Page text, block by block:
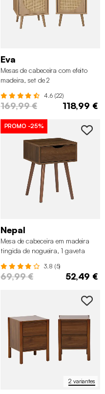
Eva
Mesas de cabeceira com efeito
madeira, set de 2
4.6 (22)
169,99 € 118,99 €
PROMO -25%
Nepal
Mesa de cabeceira em madeira
tingida de nogueira, 1 gaveta
3.8 (5)
69,99 € 52,49 €
2 variantes